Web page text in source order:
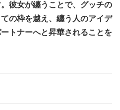
彼女が纏うことで、グッチの
の枠を越え、纏う人のアイデ
トナーへと昇華されることを